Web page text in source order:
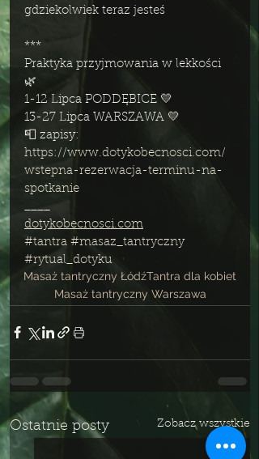
gdziekolwiek teraz jesteś
***
Praktyka przyjmowania w lekkości
🌿
1-12 Lipca PODDĘBICE 💛
13-27 Lipca WARSZAWA 💛
📮 zapisy:
https://www.dotykobecnosci.com/
wstepna-rezerwacja-terminu-na-
spotkanie
dotykobecnosci.com
#tantra #masaz_tantryczny
#rytual_dotyku
Masaż tantryczny ŁódźTantra dla kobiet
Masaż tantryczny Warszawa
Ostatnie posty Zobacz wszystkie